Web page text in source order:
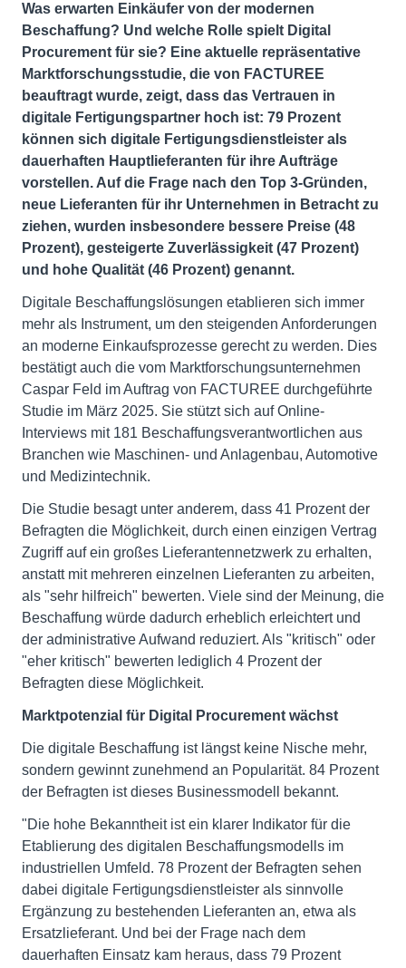
Was erwarten Einkäufer von der modernen
Beschaffung? Und welche Rolle spielt Digital
Procurement für sie? Eine aktuelle repräsentative
Marktforschungsstudie, die von FACTUREE
beauftragt wurde, zeigt, dass das Vertrauen in
digitale Fertigungspartner hoch ist: 79 Prozent
können sich digitale Fertigungsdienstleister als
dauerhaften Hauptlieferanten für ihre Aufträge
vorstellen. Auf die Frage nach den Top 3-Gründen,
neue Lieferanten für ihr Unternehmen in Betracht zu
ziehen, wurden insbesondere bessere Preise (48
Prozent), gesteigerte Zuverlässigkeit (47 Prozent)
und hohe Qualität (46 Prozent) genannt.
Digitale Beschaffungslösungen etablieren sich immer
mehr als Instrument, um den steigenden Anforderungen
an moderne Einkaufsprozesse gerecht zu werden. Dies
bestätigt auch die vom Marktforschungsunternehmen
Caspar Feld im Auftrag von FACTUREE durchgeführte
Studie im März 2025. Sie stützt sich auf Online-
Interviews mit 181 Beschaffungsverantwortlichen aus
Branchen wie Maschinen- und Anlagenbau, Automotive
und Medizintechnik.
Die Studie besagt unter anderem, dass 41 Prozent der
Befragten die Möglichkeit, durch einen einzigen Vertrag
Zugriff auf ein großes Lieferantennetzwerk zu erhalten,
anstatt mit mehreren einzelnen Lieferanten zu arbeiten,
als "sehr hilfreich" bewerten. Viele sind der Meinung, die
Beschaffung würde dadurch erheblich erleichtert und
der administrative Aufwand reduziert. Als "kritisch" oder
"eher kritisch" bewerten lediglich 4 Prozent der
Befragten diese Möglichkeit.
Marktpotenzial für Digital Procurement wächst
Die digitale Beschaffung ist längst keine Nische mehr,
sondern gewinnt zunehmend an Popularität. 84 Prozent
der Befragten ist dieses Businessmodell bekannt.
"Die hohe Bekanntheit ist ein klarer Indikator für die
Etablierung des digitalen Beschaffungsmodells im
industriellen Umfeld. 78 Prozent der Befragten sehen
dabei digitale Fertigungsdienstleister als sinnvolle
Ergänzung zu bestehenden Lieferanten an, etwa als
Ersatzlieferant. Und bei der Frage nach dem
dauerhaften Einsatz kam heraus, dass 79 Prozent